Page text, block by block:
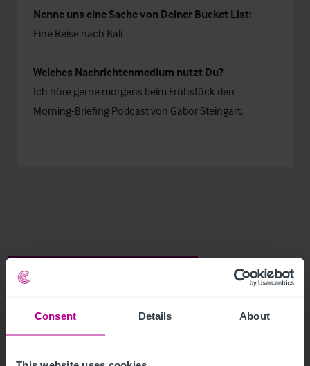
Consent Details About
Nenne uns eine Sache von Deiner Bucket List:
Eine Reise nach Bali
Welches Nachrichtenmedium nutzt Du?
Ich höre gerne morgens beim Frühstück den
Morning-Briefing Podcast von Gabor Steingart.
View other related news and insights